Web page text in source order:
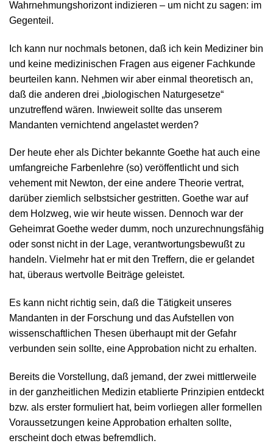
Wahrnehmungshorizont indizieren – um nicht zu sagen: im
Gegenteil.
Ich kann nur nochmals betonen, daß ich kein Mediziner bin
und keine medizinischen Fragen aus eigener Fachkunde
beurteilen kann. Nehmen wir aber einmal theoretisch an,
daß die anderen drei „biologischen Naturgesetze“
unzutreffend wären. Inwieweit sollte das unserem
Mandanten vernichtend angelastet werden?
Der heute eher als Dichter bekannte Goethe hat auch eine
umfangreiche Farbenlehre (so) veröffentlicht und sich
vehement mit Newton, der eine andere Theorie vertrat,
darüber ziemlich selbstsicher gestritten. Goethe war auf
dem Holzweg, wie wir heute wissen. Dennoch war der
Geheimrat Goethe weder dumm, noch unzurechnungsfähig
oder sonst nicht in der Lage, verantwortungsbewußt zu
handeln. Vielmehr hat er mit den Treffern, die er gelandet
hat, überaus wertvolle Beiträge geleistet.
Es kann nicht richtig sein, daß die Tätigkeit unseres
Mandanten in der Forschung und das Aufstellen von
wissenschaftlichen Thesen überhaupt mit der Gefahr
verbunden sein sollte, eine Approbation nicht zu erhalten.
Bereits die Vorstellung, daß jemand, der zwei mittlerweile
in der ganzheitlichen Medizin etablierte Prinzipien entdeckt
bzw. als erster formuliert hat, beim vorliegen aller formellen
Voraussetzungen keine Approbation erhalten sollte,
erscheint doch etwas befremdlich.